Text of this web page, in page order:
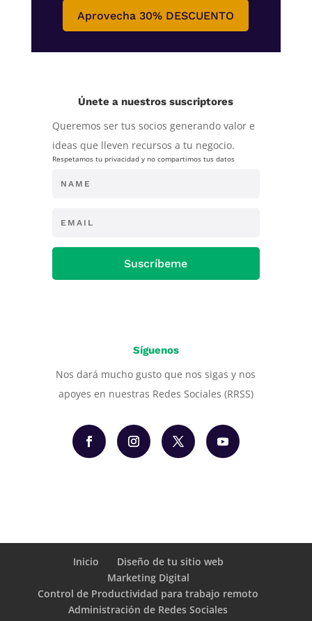
Aprovecha 30% DESCUENTO
Únete a nuestros suscriptores
Queremos ser tus socios generando valor e
ideas que lleven recursos a tu negocio.
Respetamos tu privacidad y no compartimos tus datos
Suscríbeme
Síguenos
Nos dará mucho gusto que nos sigas y nos
apoyes en nuestras Redes Sociales (RRSS)
Inicio
Diseño de tu sitio web
Marketing Digital
Control de Productividad para trabajo remoto
Administración de Redes Sociales